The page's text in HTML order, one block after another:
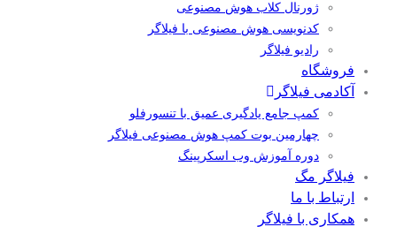
ژورنال کلاب هوش مصنوعی
کدنویسی هوش مصنوعی با فیلاگر
رادیو فیلاگر
فروشگاه
آکادمی فیلاگر
کمپ جامع یادگیری عمیق با تنسورفلو
چهارمین بوت کمپ هوش مصنوعی فیلاگر
دوره آموزش وب اسکرپینگ
فیلاگر مگ
ارتباط با ما
همکاری با فیلاگر